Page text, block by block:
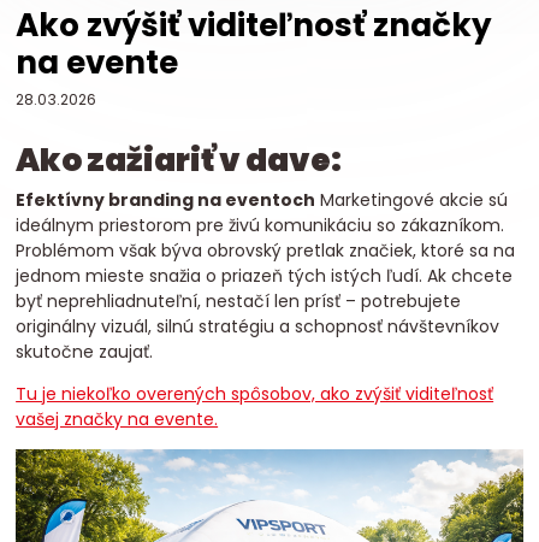
Ako zvýšiť viditeľnosť značky
na evente
28.03.2026
Ako zažiariť v dave:
Efektívny branding na eventoch Marketingové akcie sú
ideálnym priestorom pre živú komunikáciu so zákazníkom.
Problémom však býva obrovský pretlak značiek, ktoré sa na
jednom mieste snažia o priazeň tých istých ľudí. Ak chcete
byť neprehliadnuteľní, nestačí len prísť – potrebujete
originálny vizuál, silnú stratégiu a schopnosť návštevníkov
skutočne zaujať.
Tu je niekoľko overených spôsobov, ako zvýšiť viditeľnosť
vašej značky na evente.